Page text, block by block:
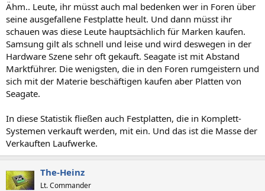
Ähm.. Leute, ihr müsst auch mal bedenken wer in Foren über
seine ausgefallene Festplatte heult. Und dann müsst ihr
schauen was diese Leute hauptsächlich für Marken kaufen.
Samsung gilt als schnell und leise und wird deswegen in der
Hardware Szene sehr oft gekauft. Seagate ist mit Abstand
Marktführer. Die wenigsten, die in den Foren rumgeistern und
sich mit der Materie beschäftigen kaufen aber Platten von
Seagate.
In diese Statistik fließen auch Festplatten, die in Komplett-
Systemen verkauft werden, mit ein. Und das ist die Masse der
Verkauften Laufwerke.
The-Heinz
Lt. Commander